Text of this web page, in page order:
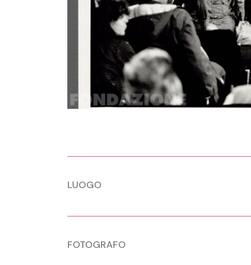
LUOGO
FOTOGRAFO